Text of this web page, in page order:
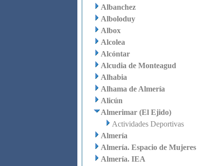
Albanchez
Alboloduy
Albox
Alcolea
Alcóntar
Alcudia de Monteagud
Alhabia
Alhama de Almería
Alicún
Almerimar (El Ejido)
Actividades Deportivas
Almería
Almería. Espacio de Mujeres
Almería. IEA